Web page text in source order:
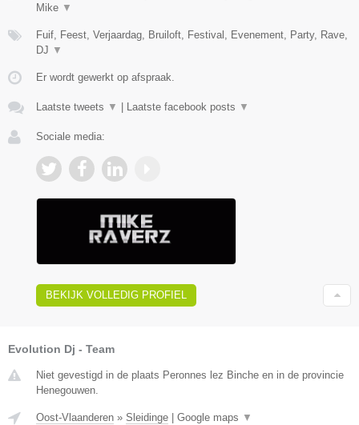
Mike ▼
Fuif, Feest, Verjaardag, Bruiloft, Festival, Evenement, Party, Rave,
DJ ▼
Er wordt gewerkt op afspraak.
Laatste tweets ▼ Laatste facebook posts ▼
Sociale media:
BEKIJK VOLLEDIG PROFIEL
Evolution Dj - Team
Niet gevestigd in de plaats Peronnes lez Binche en in de provincie
Henegouwen.
Oost-Vlaanderen » Sleidinge Google maps ▼